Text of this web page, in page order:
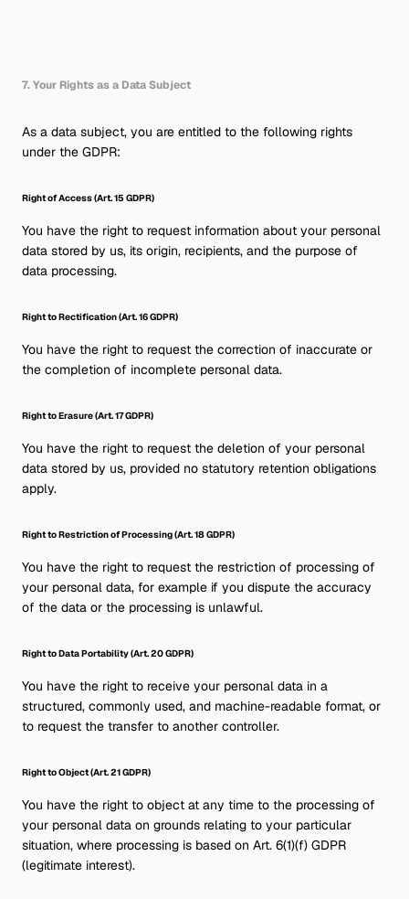
7. Your Rights as a Data Subject
As a data subject, you are entitled to the following rights
under the GDPR:
Right of Access (Art. 15 GDPR)
You have the right to request information about your personal
data stored by us, its origin, recipients, and the purpose of
data processing.
Right to Rectification (Art. 16 GDPR)
You have the right to request the correction of inaccurate or
the completion of incomplete personal data.
Right to Erasure (Art. 17 GDPR)
You have the right to request the deletion of your personal
data stored by us, provided no statutory retention obligations
apply.
Right to Restriction of Processing (Art. 18 GDPR)
You have the right to request the restriction of processing of
your personal data, for example if you dispute the accuracy
of the data or the processing is unlawful.
Right to Data Portability (Art. 20 GDPR)
You have the right to receive your personal data in a
structured, commonly used, and machine-readable format, or
to request the transfer to another controller.
Right to Object (Art. 21 GDPR)
You have the right to object at any time to the processing of
your personal data on grounds relating to your particular
situation, where processing is based on Art. 6(1)(f) GDPR
(legitimate interest).